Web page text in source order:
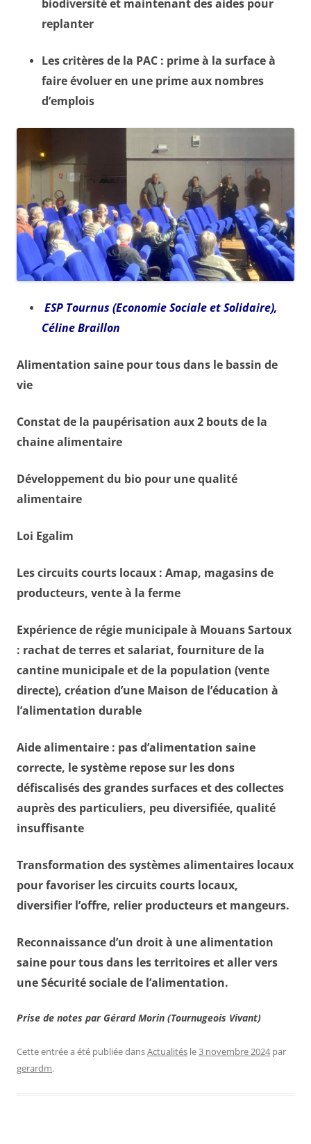
biodiversité et maintenant des aides pour
replanter
Les critères de la PAC : prime à la surface à
faire évoluer en une prime aux nombres
d’emplois
ESP Tournus (Economie Sociale et Solidaire),
Céline Braillon
Alimentation saine pour tous dans le bassin de
vie
Constat de la paupérisation aux 2 bouts de la
chaine alimentaire
Développement du bio pour une qualité
alimentaire
Loi Egalim
Les circuits courts locaux : Amap, magasins de
producteurs, vente à la ferme
Expérience de régie municipale à Mouans Sartoux
: rachat de terres et salariat, fourniture de la
cantine municipale et de la population (vente
directe), création d’une Maison de l’éducation à
l’alimentation durable
Aide alimentaire : pas d’alimentation saine
correcte, le système repose sur les dons
défiscalisés des grandes surfaces et des collectes
auprès des particuliers, peu diversifiée, qualité
insuffisante
Transformation des systèmes alimentaires locaux
pour favoriser les circuits courts locaux,
diversifier l’offre, relier producteurs et mangeurs.
Reconnaissance d’un droit à une alimentation
saine pour tous dans les territoires et aller vers
une Sécurité sociale de l’alimentation.
Prise de notes par Gérard Morin (Tournugeois Vivant)
Cette entrée a été publiée dansActualités le3 novembre 2024 par
gerardm.